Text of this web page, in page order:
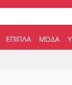
ΕΠΙΠΛΑ ΜΌΔΑ